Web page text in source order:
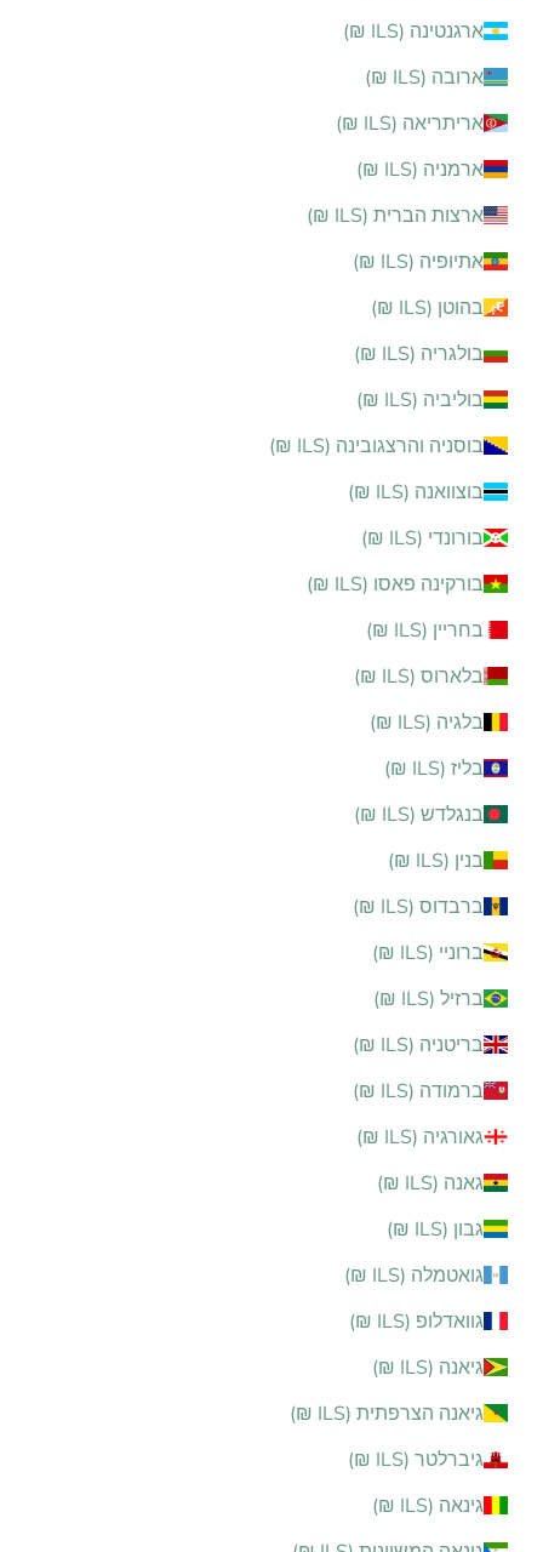
ארגנטינה (ILS ₪)
ארובה (ILS ₪)
אריתריאה (ILS ₪)
ארמניה (ILS ₪)
ארצות הברית (ILS ₪)
אתיופיה (ILS ₪)
בהוטן (ILS ₪)
בולגריה (ILS ₪)
בוליביה (ILS ₪)
בוסניה והרצגובינה (ILS ₪)
בוצוואנה (ILS ₪)
בורונדי (ILS ₪)
בורקינה פאסו (ILS ₪)
בחריין (ILS ₪)
בלארוס (ILS ₪)
בלגיה (ILS ₪)
בליז (ILS ₪)
בנגלדש (ILS ₪)
בנין (ILS ₪)
ברבדוס (ILS ₪)
ברוניי (ILS ₪)
ברזיל (ILS ₪)
בריטניה (ILS ₪)
ברמודה (ILS ₪)
גאורגיה (ILS ₪)
גאנה (ILS ₪)
גבון (ILS ₪)
גואטמלה (ILS ₪)
גוואדלופ (ILS ₪)
גיאנה (ILS ₪)
גיאנה הצרפתית (ILS ₪)
גיברלטר (ILS ₪)
גינאה (ILS ₪)